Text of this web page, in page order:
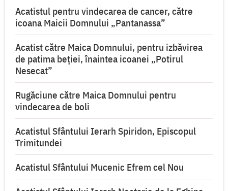
Acatistul pentru vindecarea de cancer, către
icoana Maicii Domnului „Pantanassa”
Acatist către Maica Domnului, pentru izbăvirea
de patima beției, înaintea icoanei „Potirul
Nesecat”
Rugăciune către Maica Domnului pentru
vindecarea de boli
Acatistul Sfântului Ierarh Spiridon, Episcopul
Trimitundei
Acatistul Sfântului Mucenic Efrem cel Nou